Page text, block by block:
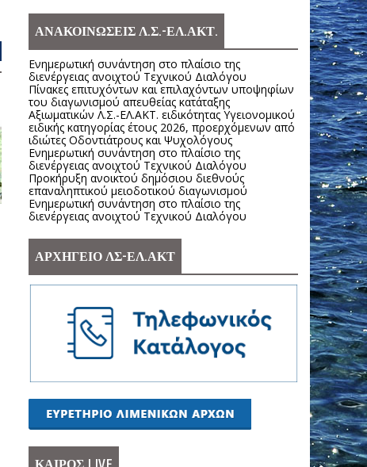
ΑΝΑΚΟΙΝΩΣΕΙΣ Λ.Σ.-ΕΛ.ΑΚΤ.
Ενημερωτική συνάντηση στο πλαίσιο της
διενέργειας ανοιχτού Τεχνικού Διαλόγου
Πίνακες επιτυχόντων και επιλαχόντων υποψηφίων
του διαγωνισμού απευθείας κατάταξης
Αξιωματικών Λ.Σ.-ΕΛ.ΑΚΤ. ειδικότητας Υγειονομικού
ειδικής κατηγορίας έτους 2026, προερχόμενων από
ιδιώτες Οδοντιάτρους και Ψυχολόγους
Ενημερωτική συνάντηση στο πλαίσιο της
διενέργειας ανοιχτού Τεχνικού Διαλόγου
Προκήρυξη ανοικτού δημόσιου διεθνούς
επαναληπτικού μειοδοτικού διαγωνισμού
Ενημερωτική συνάντηση στο πλαίσιο της
διενέργειας ανοιχτού Τεχνικού Διαλόγου
ΑΡΧΗΓΕΙΟ ΛΣ-ΕΛ.ΑΚΤ